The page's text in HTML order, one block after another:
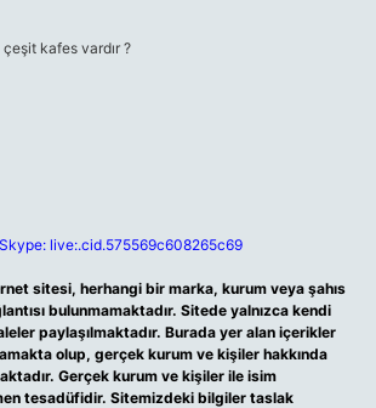
kafes vardır ?
Skype: live:.cid.575569c608265c69
sitesi, herhangi bir marka, kurum veya şahıs
bulunmamaktadır. Sitede yalnızca kendi
paylaşılmaktadır. Burada yer alan içerikler
olup, gerçek kurum ve kişiler hakkında
Gerçek kurum ve kişiler ile isim
tesadüfidir. Sitemizdeki bilgiler taslak